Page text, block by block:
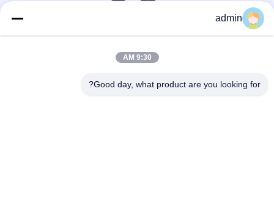
0086-551-65396351
admin
9:30 AM
Good day, what product are you looking for?